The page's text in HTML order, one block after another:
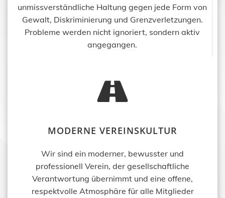
unmissverständliche Haltung gegen jede Form von
Gewalt, Diskriminierung und Grenzverletzungen.
Probleme werden nicht ignoriert, sondern aktiv
angegangen.
MODERNE VEREINSKULTUR
Wir sind ein moderner, bewusster und
professionell Verein, der gesellschaftliche
Verantwortung übernimmt und eine offene,
respektvolle Atmosphäre für alle Mitglieder